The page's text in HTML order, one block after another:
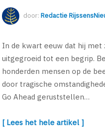
door: Redactie
In de kwart eeuw dat hij met
uitgegroeid tot een begrip.
honderden mensen op de
door tragische
Go Ahead geruststellen…
[ Lees het hele artikel ]